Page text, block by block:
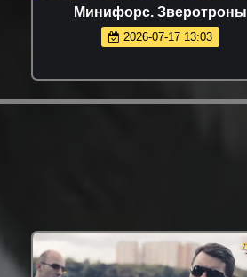
Минифорс. Зверотроны
2026-07-17 13:03